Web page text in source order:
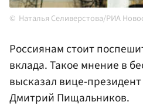
Наталья Селиверстова/РИА
Россиянам стоит
вклада. Такое мнение в
высказал вице-
Дмитрий Пищальников.